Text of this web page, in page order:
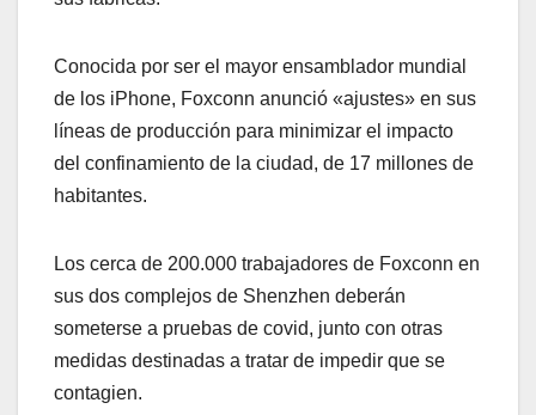
Conocida por ser el mayor ensamblador mundial
de los iPhone, Foxconn anunció «ajustes» en sus
líneas de producción para minimizar el impacto
del confinamiento de la ciudad, de 17 millones de
habitantes.
Los cerca de 200.000 trabajadores de Foxconn en
sus dos complejos de Shenzhen deberán
someterse a pruebas de covid, junto con otras
medidas destinadas a tratar de impedir que se
contagien.